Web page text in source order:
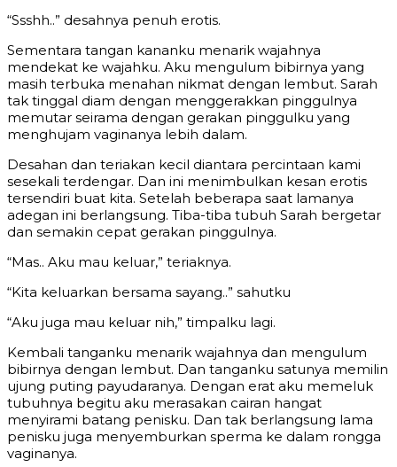
“Ssshh..” desahnya penuh erotis.
Sementara tangan kananku menarik wajahnya
mendekat ke wajahku. Aku mengulum bibirnya yang
masih terbuka menahan nikmat dengan lembut. Sarah
tak tinggal diam dengan menggerakkan pinggulnya
memutar seirama dengan gerakan pinggulku yang
menghujam vaginanya lebih dalam.
Desahan dan teriakan kecil diantara percintaan kami
sesekali terdengar. Dan ini menimbulkan kesan erotis
tersendiri buat kita. Setelah beberapa saat lamanya
adegan ini berlangsung. Tiba-tiba tubuh Sarah bergetar
dan semakin cepat gerakan pinggulnya.
“Mas.. Aku mau keluar,” teriaknya.
“Kita keluarkan bersama sayang..” sahutku
“Aku juga mau keluar nih,” timpalku lagi.
Kembali tanganku menarik wajahnya dan mengulum
bibirnya dengan lembut. Dan tanganku satunya memilin
ujung puting payudaranya. Dengan erat aku memeluk
tubuhnya begitu aku merasakan cairan hangat
menyirami batang penisku. Dan tak berlangsung lama
penisku juga menyemburkan sperma ke dalam rongga
vaginanya.